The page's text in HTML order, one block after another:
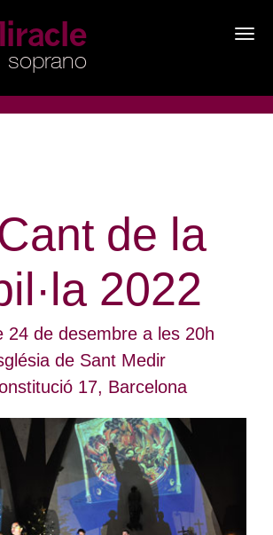
de la
2022
24 de desembre a les 20h
de Sant Medir
17, Barcelona